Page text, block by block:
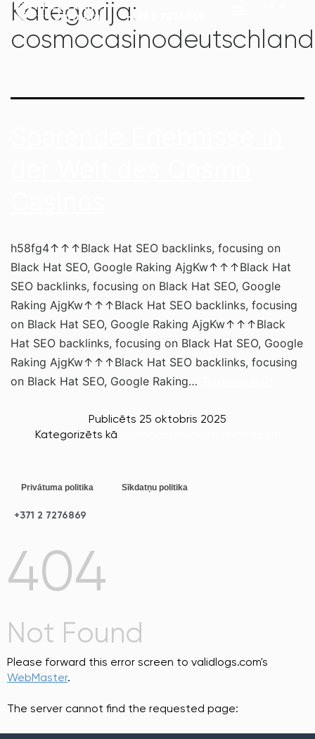
+371 2 7276869
Kategorija:
h58fg4↑↑↑Black Hat SEO backlinks, focusing on
Black Hat SEO, Google Raking AjgKw↑↑↑Black Hat
SEO backlinks, focusing on Black Hat SEO, Google
Raking AjgKw↑↑↑Black Hat SEO backlinks, focusing
on Black Hat SEO, Google Raking AjgKw↑↑↑Black
Hat SEO backlinks, focusing on Black Hat SEO, Google
Raking AjgKw↑↑↑Black Hat SEO backlinks, focusing
on Black Hat SEO, Google Raking…
Publicēts 25 oktobris 2025
Kategorizēts kā
Privātuma politika Sīkdatņu politika
+371 2 7276869
404
Not Found
Please forward this error screen to validlogs.com's
WebMaster.
The server cannot find the requested page: